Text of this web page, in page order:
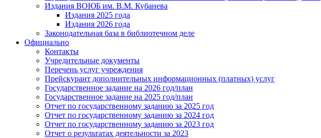
Издания ВОЮБ им. В.М. Кубанева
Издания 2025 года
Издания 2026 года
Законодательная база в библиотечном деле
Официально
Контакты
Учредительные документы
Перечень услуг учреждения
Прейскурант дополнительных информационных (платных) услуг
Государственное задание на 2026 год/план
Государственное задание на 2025 год/план
Отчет по государственному заданию за 2025 год
Отчет по государственному заданию за 2024 год
Отчет по государственному заданию за 2023 год
Отчет о результатах деятельности за 2023